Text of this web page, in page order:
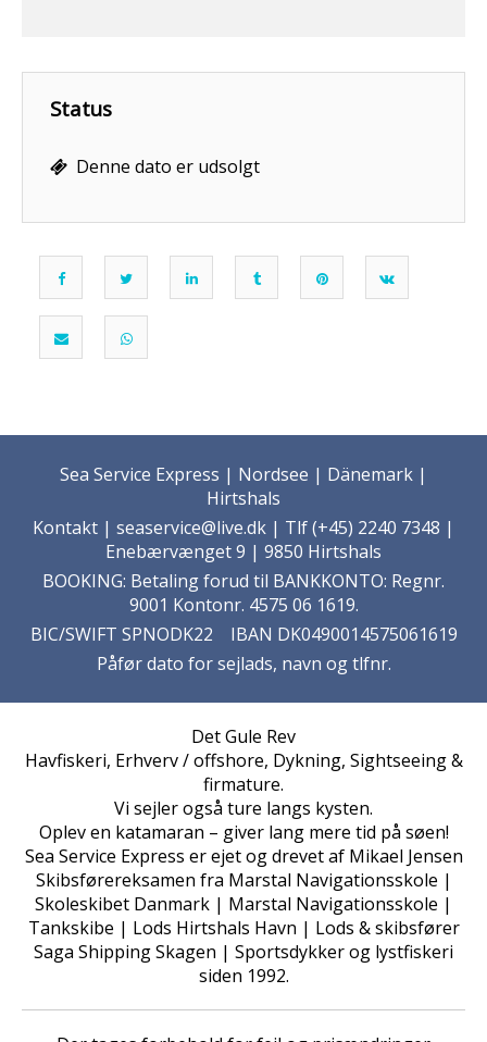
Status
Denne dato er udsolgt
Sea Service Express | Nordsee | Dänemark |
Hirtshals
Kontakt | seaservice@live.dk | Tlf (+45) 2240 7348 |
Enebærvænget 9 | 9850 Hirtshals
BOOKING: Betaling forud til BANKKONTO: Regnr.
9001 Kontonr. 4575 06 1619.
BIC/SWIFT SPNODK22 IBAN DK0490014575061619
Påfør dato for sejlads, navn og tlfnr.
Det Gule Rev
Havfiskeri, Erhverv / offshore, Dykning, Sightseeing &
firmature.
Vi sejler også ture langs kysten.
Oplev en katamaran – giver lang mere tid på søen!
Sea Service Express er ejet og drevet af Mikael Jensen
Skibsførereksamen fra Marstal Navigationsskole |
Skoleskibet Danmark | Marstal Navigationsskole |
Tankskibe | Lods Hirtshals Havn | Lods & skibsfører
Saga Shipping Skagen | Sportsdykker og lystfiskeri
siden 1992.